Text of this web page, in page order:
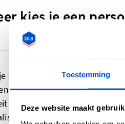
Toestemming
Deze website maakt
kies je een
nadenkt over hoe je je
eengeweven labelzou
en het karakter van je
zijn, tot en met grote